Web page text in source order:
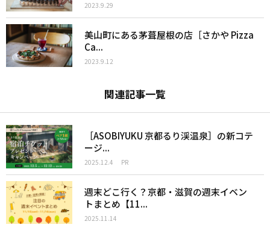
2023.9.29
美山町にある茅葺屋根の店［さかや Pizza
Ca...
2023.9.12
関連記事一覧
［ASOBIYUKU 京都るり渓温泉］の新コテ
ージ...
2025.12.4 PR
週末どこ行く？京都・滋賀の週末イベン
トまとめ【11...
2025.11.14